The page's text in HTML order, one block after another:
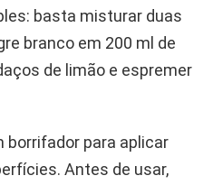
basta misturar duas
branco em 200 ml de
de limão e espremer
borrifador para aplicar
Antes de usar,